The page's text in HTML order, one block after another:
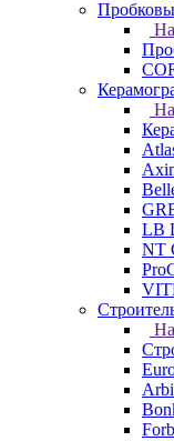
LB
NT